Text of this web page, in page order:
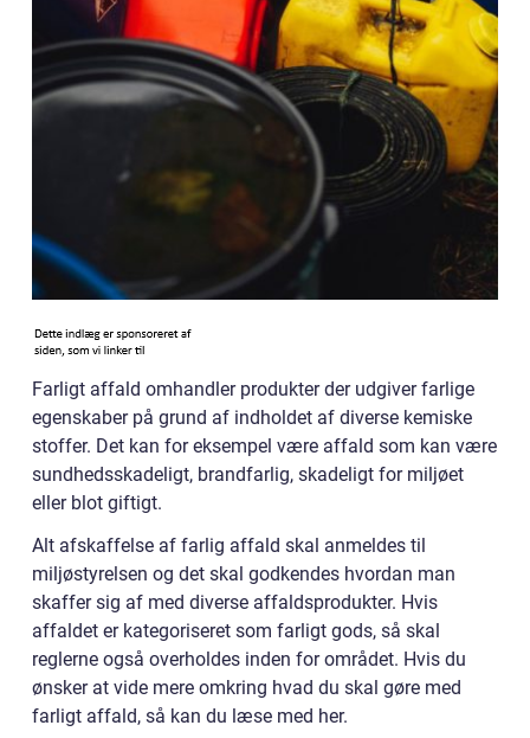
Farligt affald omhandler produkter der udgiver farlige
egenskaber på grund af indholdet af diverse kemiske
stoffer. Det kan for eksempel være affald som kan være
sundhedsskadeligt, brandfarlig, skadeligt for miljøet
eller blot giftigt.
Alt afskaffelse af farlig affald skal anmeldes til
miljøstyrelsen og det skal godkendes hvordan man
skaffer sig af med diverse affaldsprodukter. Hvis
affaldet er kategoriseret som farligt gods, så skal
reglerne også overholdes inden for området. Hvis du
ønsker at vide mere omkring hvad du skal gøre med
farligt affald, så kan du læse med her.